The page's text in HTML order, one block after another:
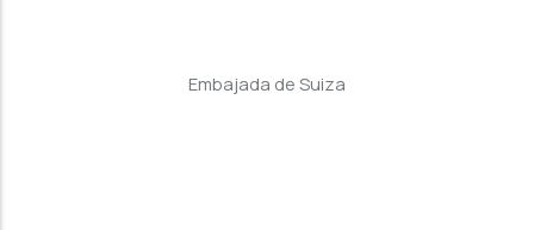
Embajada de Suiza